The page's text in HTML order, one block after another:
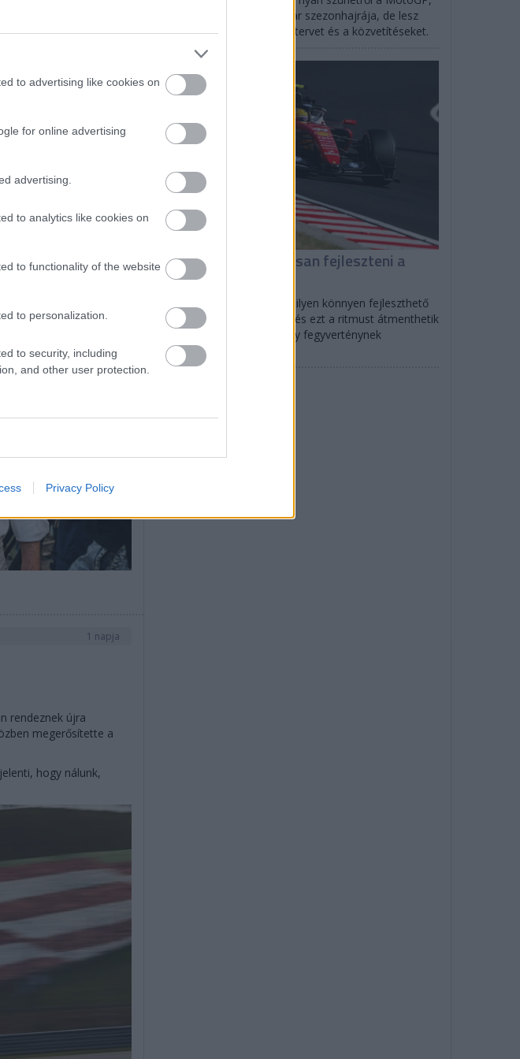
to advertising like cookies on
for online advertising
advertising.
to analytics like cookies on
to functionality of the website
to personalization.
to security, including
and other user protection.
Privacy Policy
csökkenteném
van, miért kellene
Piastri kettősén, és
hogy egyáltalán
eset voltál, ne
1 napja
rendeznek újra
megerősítette a
hogy nálunk,
Portlandban indul az IndyCar szezonhajrája, de lesz
NASCAR is: mutatjuk az időtervet és a közvetítéseket.
Miért tud folyamatosan fejleszteni a
Ferrari?
Paolo Filisetti szerint direkt ilyen könnyen fejleszthető
autót tervezett a Scuderia, és ezt a ritmust átmenthetik
2027-re is, ami nagyon nagy fegyverténynek
bizonyulhat.
F1